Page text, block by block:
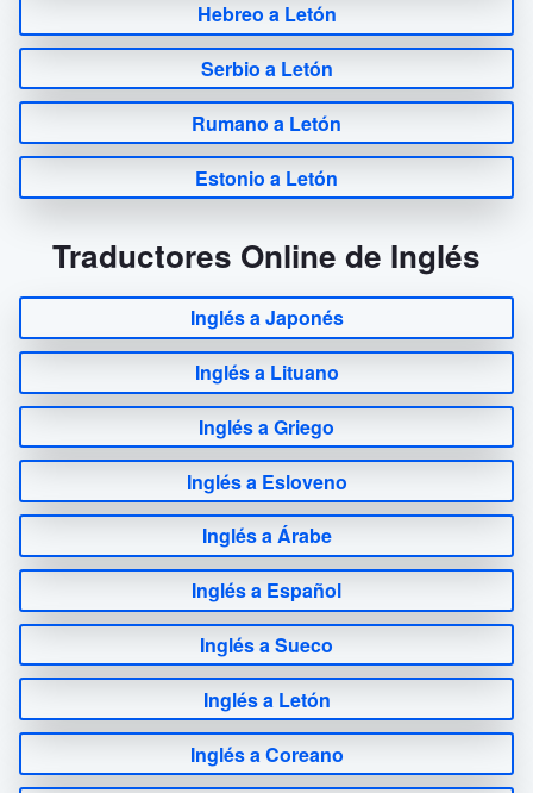
Hebreo a Letón
Serbio a Letón
Rumano a Letón
Estonio a Letón
Traductores Online de Inglés
Inglés a Japonés
Inglés a Lituano
Inglés a Griego
Inglés a Esloveno
Inglés a Árabe
Inglés a Español
Inglés a Sueco
Inglés a Letón
Inglés a Coreano